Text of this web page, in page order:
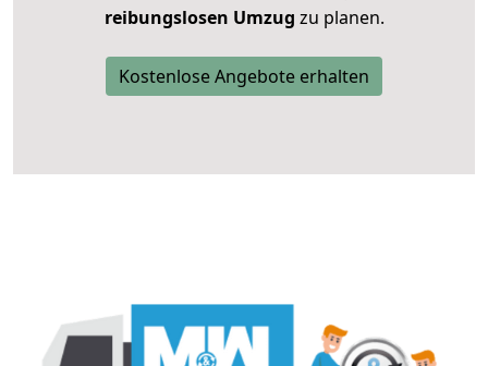
reibungslosen Umzug zu planen.
Kostenlose Angebote erhalten